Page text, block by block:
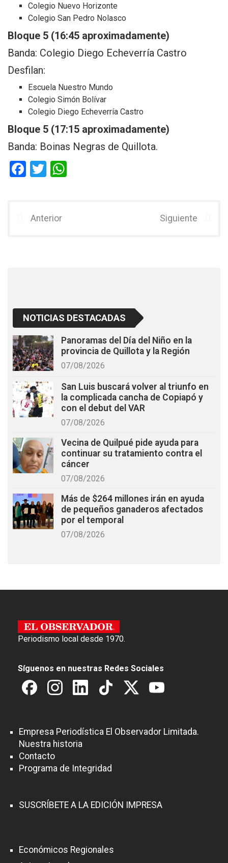
Colegio Nuevo Horizonte
Colegio San Pedro Nolasco
Bloque 5 (16:45 aproximadamente)
Banda: Colegio Diego Echeverría Castro
Desfilan:
Escuela Nuestro Mundo
Colegio Simón Bolívar
Colegio Diego Echeverría Castro
Bloque 5 (17:15 aproximadamente)
Banda: Boinas Negras de Quillota.
F
b
T
er
Anterior Siguiente
NOTICIAS DESTACADAS
Panoramas del Día del Niño en la
provincia de Quillota y la Región
07/08/2026
San Luis buscará volver al triunfo en
la complicada cancha de Copiapó y
con el debut del VAR
07/08/2026
Vecina de Quilpué pide ayuda para
continuar su tratamiento contra el
cáncer
07/08/2026
Más de $264 millones irán en ayuda
de pequeños ganaderos afectados
por el temporal
07/08/2026
Periodismo local desde 1970.
Síguenos en nuestras Redes Sociales
Empresa Periodística El Observador Limitada.
Nuestra historia
Contacto
Programa de Integridad
SUSCRÍBETE A LA EDICIÓN IMPRESA
Económicos Regionales